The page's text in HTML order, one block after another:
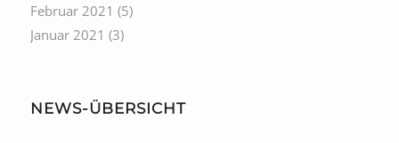
Februar 2021 (5)
Januar 2021 (3)
NEWS-ÜBERSICHT